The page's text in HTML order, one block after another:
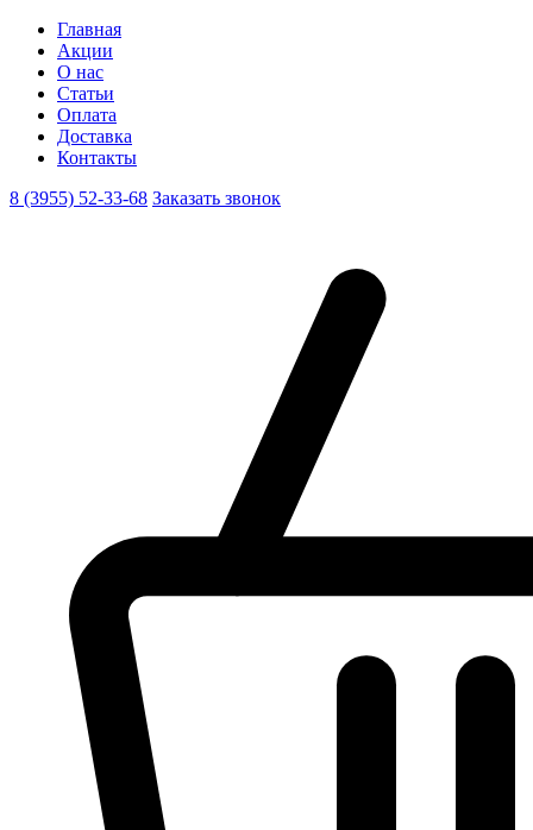
Главная
Акции
О нас
Статьи
Оплата
Доставка
Контакты
8 (3955) 52-33-68 Заказать звонок